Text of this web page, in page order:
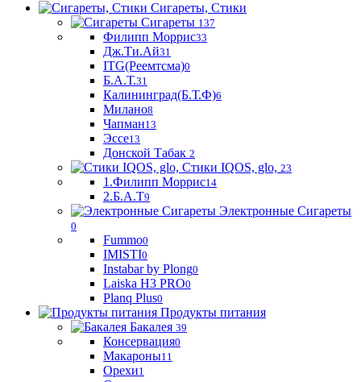
Сигареты, Стики
Сигареты 137
Филипп Моррис33
Дж.Ти.Ай31
ITG(Реемтсма)0
Б.А.Т.31
Калининград(Б.Т.Ф)6
Милано8
Чапман13
Эссе13
Донской Табак 2
Стики IQOS, glo, 23
1.Филипп Моррис14
2.Б.А.Т9
Электронные Сигареты
0
Fummo0
IMISTI0
Instabar by Plong0
Laiska H3 PRO0
Planq Plus0
Продукты питания
Бакалея 39
Консервация0
Макароны11
Орехи1